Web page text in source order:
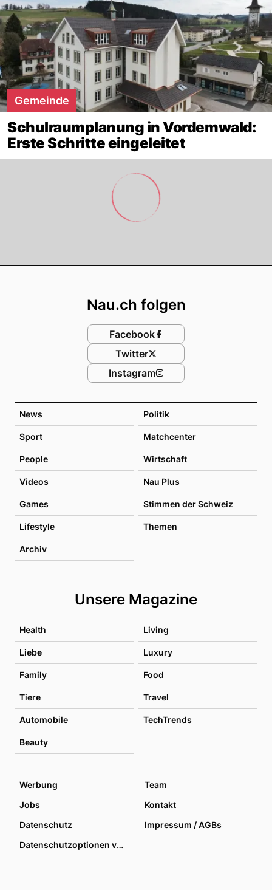
Gemeinde
Schulraumplanung in Vordemwald:
Erste Schritte eingeleitet
News Politik
Sport Matchcenter
People Wirtschaft
Videos Nau Plus
Games Stimmen der Schweiz
Lifestyle Themen
Archiv
Unsere Magazine
Health Living
Liebe Luxury
Family Food
Tiere Travel
Automobile TechTrends
Beauty
Nau.ch folgen
Facebook
Twitter
Instagram
Werbung
Team
Jobs
Kontakt
Datenschutz
Impressum / AGBs
Datenschutzoptionen verwalten